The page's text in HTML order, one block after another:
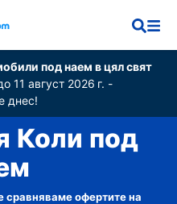
под наем в цял свят
11 август 2026 г. -
днес!
Коли под
сравняваме офертите на